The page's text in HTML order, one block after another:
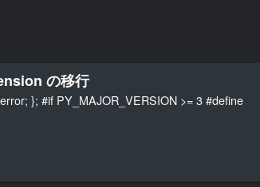
の移行
}; #if PY_MAJOR_VERSION >= 3 #define